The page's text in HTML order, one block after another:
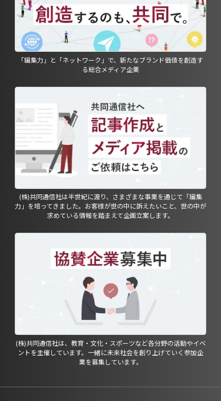
「編集力」と「ネットワーク」で、新たなブランド価値を創造す
る総合メディア企業
(株)共同通信社は半世紀に渡り、さまざまな事業を通じて「編集
力」を培ってきました。お客様が世の中に訴えたいこと、世の中が
求めている情報を踏まえて企画立案します。
(株)共同通信社は、教育・文化・スポーツなど各分野の活動やイベ
ントを主催しています。一緒に未来社会を創り上げていく参加企
業を募集しています。